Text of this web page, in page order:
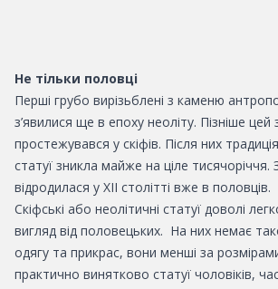
Не тільки половці
Перші грубо вирізьблені з каменю
з’явилися ще в епоху неоліту. Пізніше цей
простежувався у скіфів. Після них
статуї зникла майже на ціле тисячоріччя.
відродилася у XII столітті вже в половців.
Скіфські або неолітичні статуї доволі
вигляд від половецьких. На них немає
одягу та прикрас, вони менші за
практично винятково статуї чоловіків,